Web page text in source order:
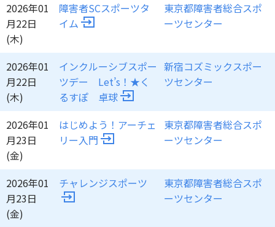
2026年01
月22日
(木)
障害者SCスポーツタ
イム
東京都障害者総合スポ
ーツセンター
2026年01
月22日
(木)
インクルーシブスポー
ツデー Let’s！★く
るすぽ 卓球
新宿コズミックスポー
ツセンター
2026年01
月23日
(金)
はじめよう！アーチェ
リー入門
東京都障害者総合スポ
ーツセンター
2026年01
月23日
(金)
チャレンジスポーツ
東京都障害者総合スポ
ーツセンター